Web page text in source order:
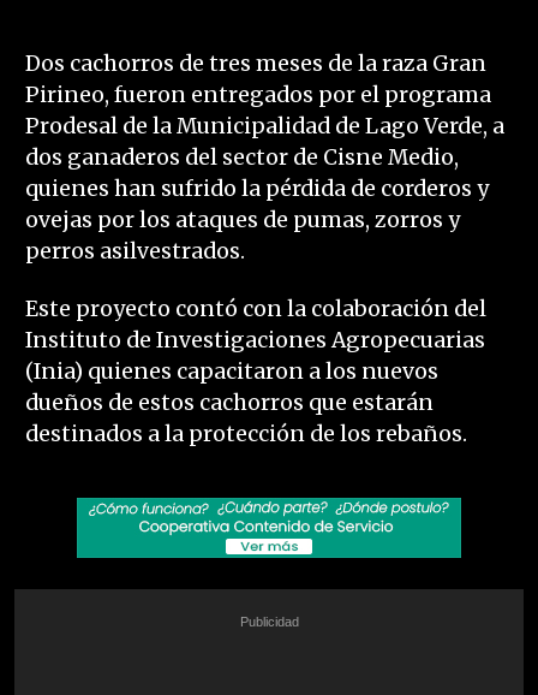
Dos cachorros de tres meses de la raza Gran
Pirineo, fueron entregados por el programa
Prodesal de la Municipalidad de Lago Verde, a
dos ganaderos del sector de Cisne Medio,
quienes han sufrido la pérdida de corderos y
ovejas por los ataques de pumas, zorros y
perros asilvestrados.
Este proyecto contó con la colaboración del
Instituto de Investigaciones Agropecuarias
(Inia) quienes capacitaron a los nuevos
dueños de estos cachorros que estarán
destinados a la protección de los rebaños.